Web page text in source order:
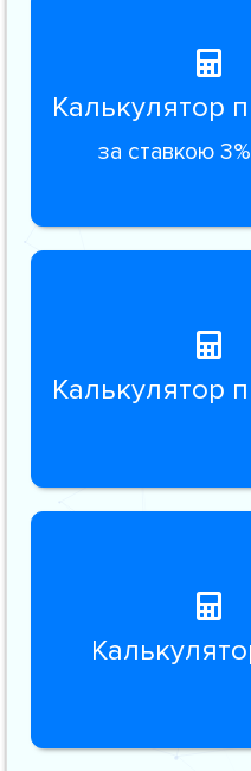
Калькулятор
за ставкою 3%
Калькулятор